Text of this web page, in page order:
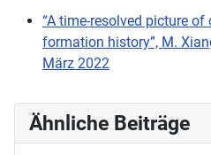
“A time-resolved picture of
formation history”, M.
März 2022
Ähnliche Beiträge